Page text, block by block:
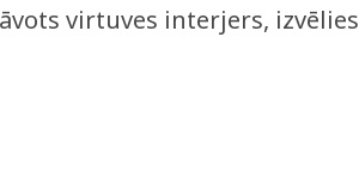
virtuves interjers, izvēlies